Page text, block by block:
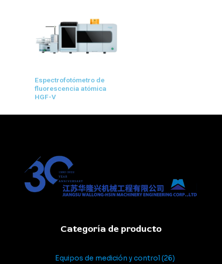
Espectrofotómetro de
fluorescencia atómica
HGF-V
Categoría de producto
Equipos de medición y control 26